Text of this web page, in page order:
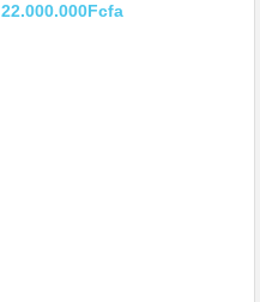
22.000.000Fcfa